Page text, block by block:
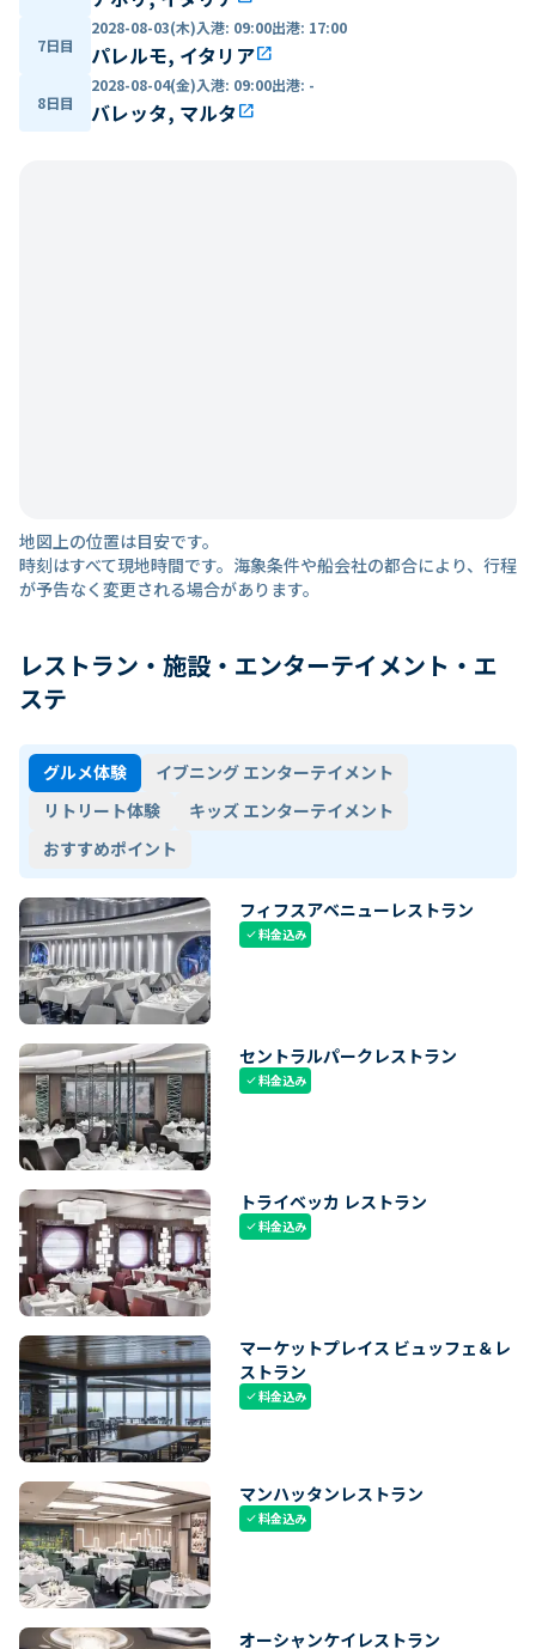
7日目
2028-08-03(木)入港: 09:00出港: 17:00
パレルモ, イタリアopen_in_new
8日目
2028-08-04(金)入港: 09:00出港: -
バレッタ, マルタopen_in_new
地図上の位置は目安です。
時刻はすべて現地時間です。海象条件や船会社の都合により、行程
が予告なく変更される場合があります。
レストラン・施設・エンターテイメント・エ
ステ
グルメ体験
イブニング エンターテイメント
リトリート体験
キッズ エンターテイメント
おすすめポイント
フィフスアベニューレストラン
check料金込み
セントラルパークレストラン
check料金込み
トライベッカ レストラン
check料金込み
マーケットプレイス ビュッフェ＆レ
ストラン
check料金込み
マンハッタンレストラン
check料金込み
オーシャンケイレストラン